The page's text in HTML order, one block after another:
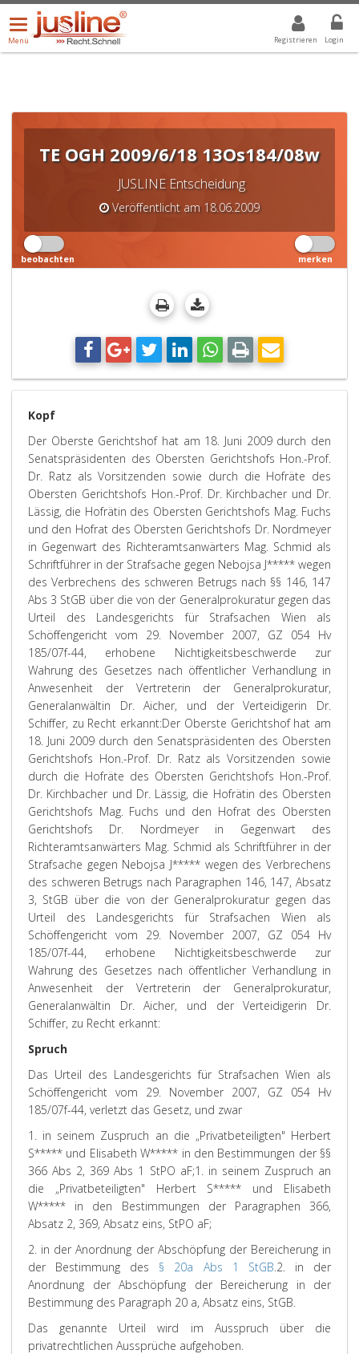
Registrieren Login
Menü
öffnen/schließen
Menü
ALLE DROPDOWN: GEWÄHLTER WERT IST ALLE
TE OGH 2009/6/18 13Os184/08w
JUSLINE Entscheidung
Veröffentlicht am 18.06.2009
beobachten merken
Kopf
Der Oberste Gerichtshof hat am 18. Juni 2009 durch den
Senatspräsidenten des Obersten Gerichtshofs Hon.-Prof.
Dr. Ratz als Vorsitzenden sowie durch die Hofräte des
Obersten Gerichtshofs Hon.-Prof. Dr. Kirchbacher und Dr.
Lässig, die Hofrätin des Obersten Gerichtshofs Mag. Fuchs
und den Hofrat des Obersten Gerichtshofs Dr. Nordmeyer
in Gegenwart des Richteramtsanwärters Mag. Schmid als
Schriftführer in der Strafsache gegen Nebojsa J***** wegen
des Verbrechens des schweren Betrugs nach §§ 146, 147
Abs 3 StGB über die von der Generalprokuratur gegen das
Urteil des Landesgerichts für Strafsachen Wien als
Schöffengericht vom 29. November 2007, GZ 054 Hv
185/07f-44, erhobene Nichtigkeitsbeschwerde zur
Wahrung des Gesetzes nach öffentlicher Verhandlung in
Anwesenheit der Vertreterin der Generalprokuratur,
Generalanwältin Dr. Aicher, und der Verteidigerin Dr.
Schiffer, zu Recht erkannt:Der Oberste Gerichtshof hat am
18. Juni 2009 durch den Senatspräsidenten des Obersten
Gerichtshofs Hon.-Prof. Dr. Ratz als Vorsitzenden sowie
durch die Hofräte des Obersten Gerichtshofs Hon.-Prof.
Dr. Kirchbacher und Dr. Lässig, die Hofrätin des Obersten
Gerichtshofs Mag. Fuchs und den Hofrat des Obersten
Gerichtshofs Dr. Nordmeyer in Gegenwart des
Richteramtsanwärters Mag. Schmid als Schriftführer in der
Strafsache gegen Nebojsa J***** wegen des Verbrechens
des schweren Betrugs nach Paragraphen 146, 147, Absatz
3, StGB über die von der Generalprokuratur gegen das
Urteil des Landesgerichts für Strafsachen Wien als
Schöffengericht vom 29. November 2007, GZ 054 Hv
185/07f-44, erhobene Nichtigkeitsbeschwerde zur
Wahrung des Gesetzes nach öffentlicher Verhandlung in
Anwesenheit der Vertreterin der Generalprokuratur,
Generalanwältin Dr. Aicher, und der Verteidigerin Dr.
Schiffer, zu Recht erkannt:
Spruch
Das Urteil des Landesgerichts für Strafsachen Wien als
Schöffengericht vom 29. November 2007, GZ 054 Hv
185/07f-44, verletzt das Gesetz, und zwar
1. in seinem Zuspruch an die „Privatbeteiligten" Herbert
S***** und Elisabeth W***** in den Bestimmungen der §§
366 Abs 2, 369 Abs 1 StPO aF;1. in seinem Zuspruch an
die „Privatbeteiligten" Herbert S***** und Elisabeth
W***** in den Bestimmungen der Paragraphen 366,
Absatz 2, 369, Absatz eins, StPO aF;
2. in der Anordnung der Abschöpfung der Bereicherung in
der Bestimmung des § 20a Abs 1 StGB.2. in der
Anordnung der Abschöpfung der Bereicherung in der
Bestimmung des Paragraph 20 a, Absatz eins, StGB.
Das genannte Urteil wird im Ausspruch über die
privatrechtlichen Aussprüche aufgehoben.